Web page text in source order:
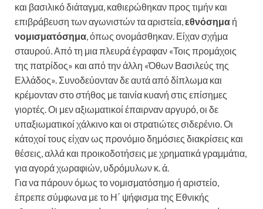
και βασιλικό διάταγμα, καθιερώθηκαν προς τιμήν και
επιβράβευση των αγωνιστών τα αριστεία,εθνόσημα ή
νομισματόσημα, όπως ονομάσθηκαν. Είχαν σχήμα
σταυρού. Από τη μια πλευρά έγραφαν «Τοις προμάχοις
της πατρίδος» και από την άλλη «Όθων Βασιλεύς της
Ελλάδος». Συνοδεύονταν δε αυτά από δίπλωμα και
κρέμονταν στο στήθος με ταινία κυανή στις επίσημες
γιορτές. Οι μεν αξιωματικοί έπαιρναν αργυρό, οι δε
υπαξιωματικοί χάλκινο και οι στρατιώτες σιδερένιο. Οι
κάτοχοί τους είχαν ως προνόμιο δημόσιες διακρίσεις και
θέσεις, αλλά και προικοδοτήσεις με χρηματικά γραμμάτια,
για αγορά χωραφιών, υδρόμυλων κ. ά.
Για να πάρουν όμως το νομισματόσημο ή αριστείο,
έπρεπε σύμφωνα με το Η΄ ψήφισμα της Εθνικής